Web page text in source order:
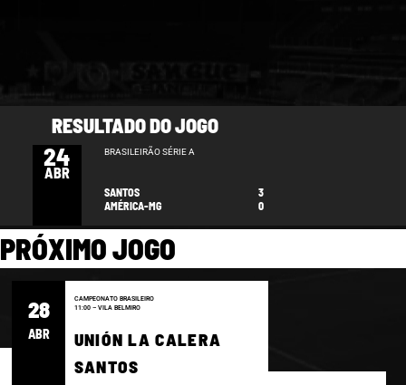
RESULTADO DO JOGO
24
ABR
BRASILEIRÃO SÉRIE A
SANTOS
AMÉRICA-MG
3
0
PRÓXIMO JOGO
28
ABR
CAMPEONATO BRASILEIRO
11:00 – VILA BELMIRO
UNIÓN LA CALERA
SANTOS